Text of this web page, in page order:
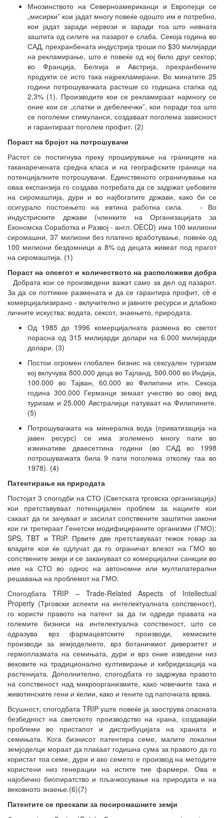
Мнозинството на Северноамериканци и Европејци се
„мисирки” кои јадат многу повеќе одошто им е потребно,
кои јадат заради нервози и заради тоа што нивната
заштита од силите на пазарот е слаба. Секоја година во
САД, прехранбената индустрија троши по $30 милијарди
на рекламирање, што е повеќе од кој било друг сектор;
во Франција, Белгија и Австрија, прехранбените
продукти се исто така најрекламирани. Во минатите 25
години потрошувачката растеше со годишна стапка од
2,3% (1). Производите кои се рекламираат најмногу се
оние кои се „слатки и дебелеечки”, кои поради тоа што
се поголеми стимуланси, создаваат поголема зависност
и гарантираат поголем профит. (2)
Пораст на бројот на потрошувачи
Растот се постигнува преку проширување на границите на
таканаречената средна класа и на географските граници на
потенцијалните потрошувачи. Единственото ограничување на
оваа експанзија го создава потребата да се задржат џебовите
на сиромаштија, дури и во најбогатите држави, како би се
осигурало постоењето на евтина работна сила. - Во
индустриските држави (членките на Организацијата за
Економска Соработка и Развој - англ. OECD) има 100 милиони
сиромашни, 37 милиони без платено вработување, повеќе од
100 милиони бездомници а 8% од децата живеат под прагот
на сиромаштија. (1)
Пораст на опсегот и количеството на расположиви добра
Добрата кои се произведени важат само за дел од пазарот.
За да се поттикне размената и да се гарантира профит, сè е
комерцијализирано - вклучително и јавните ресурси и длабоко
личните искуства: водата, сексот, знаењето, природата.
Од 1985 до 1996 комерцијалната размена во светот
порасна од 315 милијарди долари на 6.000 милијарди
долари. (3)
Постои огромен глобален бизнис на сексуален туризам
кој вклучува 800.000 деца во Тајланд, 500.000 во Индија,
100.000 во Тајван, 60.000 во Филипини итн. Секоја
година 300.000 Германци земаат учество во овој вид
туризам и 25.000 Австралијци патуваат на Филипините.
(5)
Потрошувачката на минерална вода (приватизација на
јавен ресурс) се има зголемено многу пати во
изминативе дваесеттина години (во САД во 1998
потрошувачката била 9 пати поголема отколку таа во
1978). (4)
Патентирање на природата
Постојат 3 спогодби на СТО (Светската трговска организација)
кои претставуваат потенцијален проблем за нациите кои
сакаат да ги зачуваат и засилат сопствените заштитни закони
кои ги третираат Генетски модифицираните организми (ГМО):
SPS, TBT и TRIP. Првите две претставуваат тежок товар за
владите кои ќе одлучат да го ограничат влезот на ГМО во
сопствените земји и се закануваат со комерцијални санкции во
име на СТО во однос на автономни или мултилатерални
решавања на проблемот на ГМО.
Спогодбата TRIP – Trade-Related Aspects of Intellectual
Property (Трговски аспекти на интелектуалната сопственост),
го користи правото на патент за да ги одреди правата на
големите бизниси на интелектуална сопственост, што се
одразува врз фармацевтските производи, хемиските
производи за земјоделието, врз ботаничкиот диверзитет и
гермоплазмата на семињата, дури и врз оние изведени низ
вековите на традиционално култивирање и хибридизација на
растенијата. Дополнително, спогодбата го задржува правото
на сопственост над микроорганизмите, како човечките така и
животинските гени и ќелии, како и гените од папочната врвка.
Всушност, спогодбата TRIP уште повеќе ја заострува опасната
безбедност на светското производство на храна, создавајќи
проблеми во пристапот и дистрибуцијата на храната и
семињата. Кога бизнисот патентира семе, малите локални
земјоделци мораат да плаќаат годишна сума за правото да го
користат тоа семе, дури и ако семето е производ на методите
користени низ генерации на истите тие фармери. Ова е
најобично биопиратство и пљачкосување на природата и на
вековното знаење.(6)(7)
Патентите се прескапи за посиромашните земји